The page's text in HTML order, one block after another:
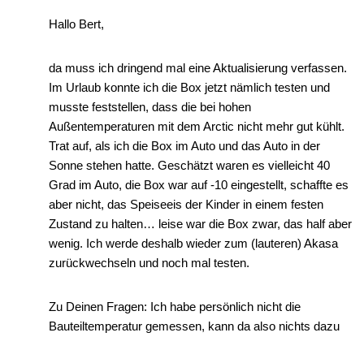
Hallo Bert,
da muss ich dringend mal eine Aktualisierung verfassen.
Im Urlaub konnte ich die Box jetzt nämlich testen und
musste feststellen, dass die bei hohen
Außentemperaturen mit dem Arctic nicht mehr gut kühlt.
Trat auf, als ich die Box im Auto und das Auto in der
Sonne stehen hatte. Geschätzt waren es vielleicht 40
Grad im Auto, die Box war auf -10 eingestellt, schaffte es
aber nicht, das Speiseeis der Kinder in einem festen
Zustand zu halten… leise war die Box zwar, das half aber
wenig. Ich werde deshalb wieder zum (lauteren) Akasa
zurückwechseln und noch mal testen.
Zu Deinen Fragen: Ich habe persönlich nicht die
Bauteiltemperatur gemessen, kann da also nichts dazu